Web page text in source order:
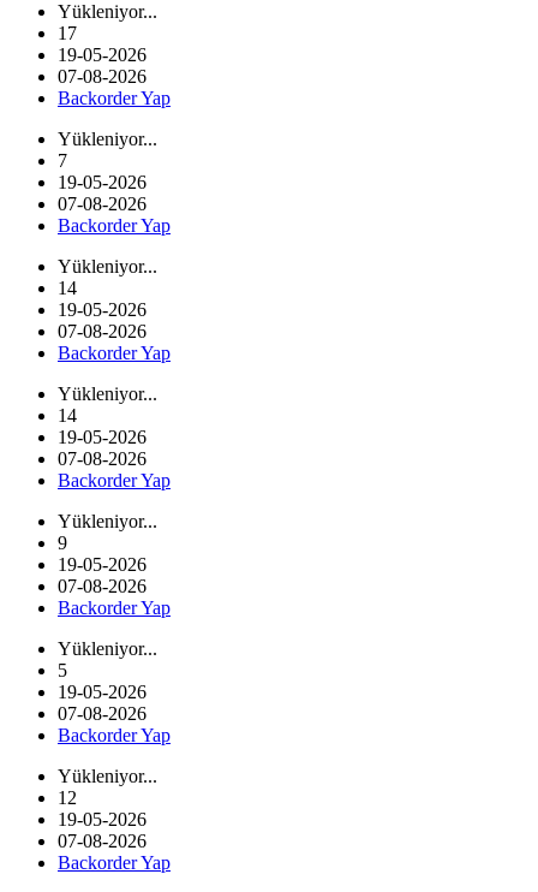
Yükleniyor...
17
19-05-2026
07-08-2026
Backorder Yap
Yükleniyor...
7
19-05-2026
07-08-2026
Backorder Yap
Yükleniyor...
14
19-05-2026
07-08-2026
Backorder Yap
Yükleniyor...
14
19-05-2026
07-08-2026
Backorder Yap
Yükleniyor...
9
19-05-2026
07-08-2026
Backorder Yap
Yükleniyor...
5
19-05-2026
07-08-2026
Backorder Yap
Yükleniyor...
12
19-05-2026
07-08-2026
Backorder Yap